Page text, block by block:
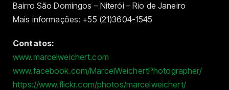
Bairro São Domingos – Niterói – Rio de Janeiro
Mais informações: +55 (21)3604-1545
Contatos:
www.marcelweichert.com
www.facebook.com/MarcelWeichertPhotographer/
https://www.flickr.com/photos/marcelweichert/